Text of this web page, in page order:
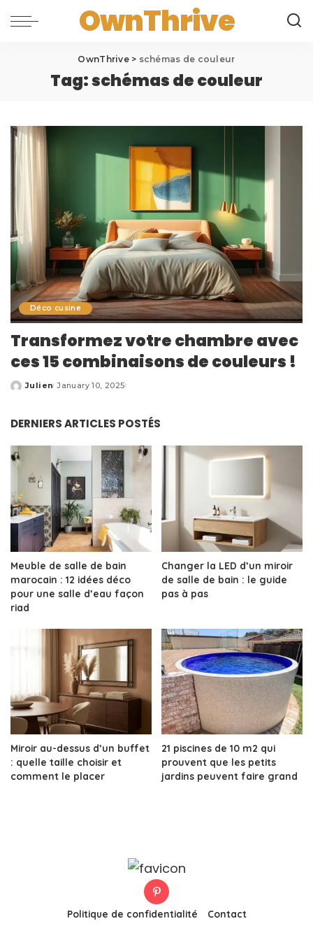
OwnThrive
OwnThrive> schémas de couleur
Tag:schémas de couleur
Déco cusine
Transformez votre chambre avec
ces 15 combinaisons de couleurs !
Posted
Julien January 10, 2025
DERNIERS ARTICLES POSTÉS
Meuble de salle de bain
marocain : 12 idées déco
pour une salle d’eau façon
riad
Changer la LED d’un miroir
de salle de bain : le guide
pas à pas
Miroir au-dessus d’un buffet
: quelle taille choisir et
comment le placer
21 piscines de 10 m2 qui
prouvent que les petits
jardins peuvent faire grand
Politique de confidentialité Contact